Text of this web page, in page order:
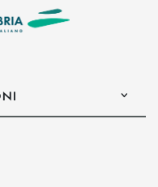
di posta elettronica)